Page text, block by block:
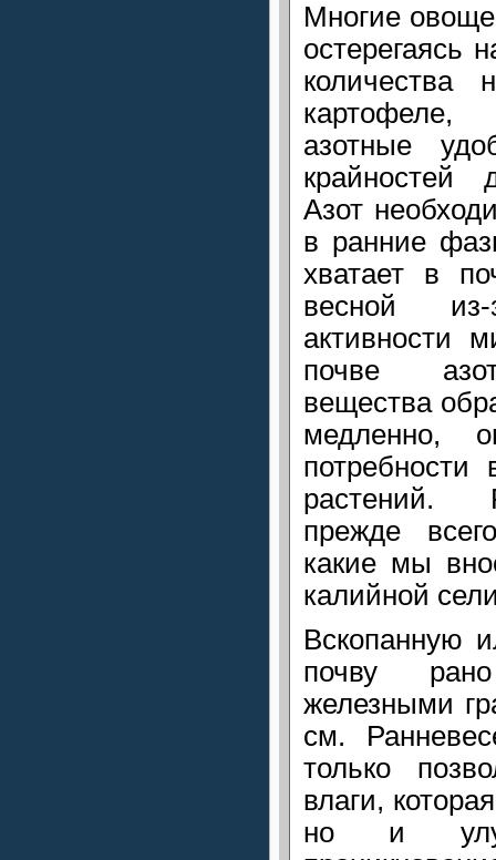
Многие
остерегаясь
азотные
крайностей
Азот
в ранние
хватает в
весной
активности
почве
вещества
медленно,
потребности
растений.
прежде
какие мы
калийной
Вскопанную
почву
железными
см.
только
влаги,
но и